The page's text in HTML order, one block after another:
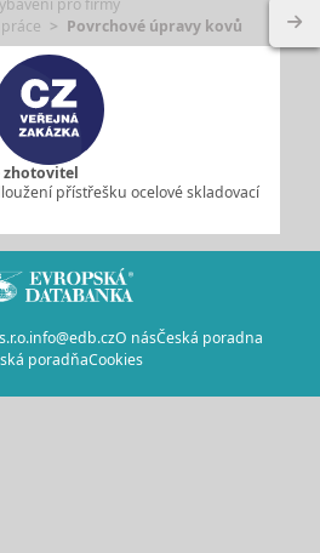
Povrchové úpravy kovů
zhotovitel
přístřešku ocelové skladovací
info@edb.czO násČeská poradna
poradňaCookies